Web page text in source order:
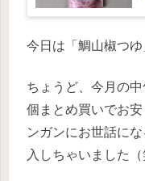
今日は「鯛山椒つゆ
ちょうど、今月の
個まとめ買いでお
ンガンにお世話に
入しちゃいました（